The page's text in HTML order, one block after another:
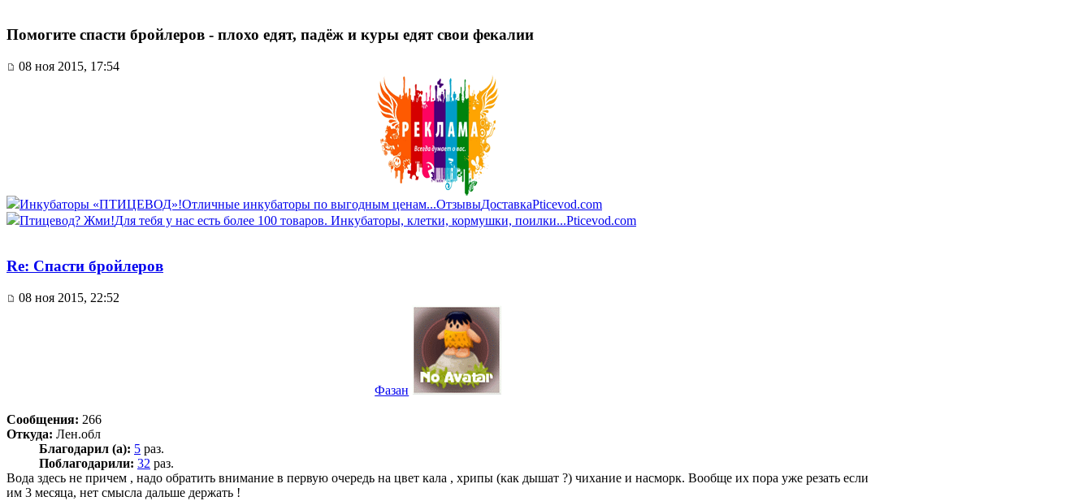
Помогите спасти бройлеров - плохо едят, падёж и куры едят свои фекалии
08 ноя 2015, 17:54
Инкубаторы «ПТИЦЕВОД»!Отличные инкубаторы по выгодным ценам...ОтзывыДоставкаPticevod.com
Птицевод? Жми!Для тебя у нас есть более 100 товаров. Инкубаторы, клетки, кормушки, поилки...Pticevod.com
Re: Спасти бройлеров
08 ноя 2015, 22:52
Фазан
Сообщения: 266
Откуда: Лен.обл
Благодарил (а): 5 раз.
Поблагодарили: 32 раз.
Вода здесь не причем , надо обратить внимание в первую очередь на цвет кала , хрипы (как дышат ?) чихание и насморк. Вообще их пора уже резать если
им 3 месяца, нет смысла дальше держать !